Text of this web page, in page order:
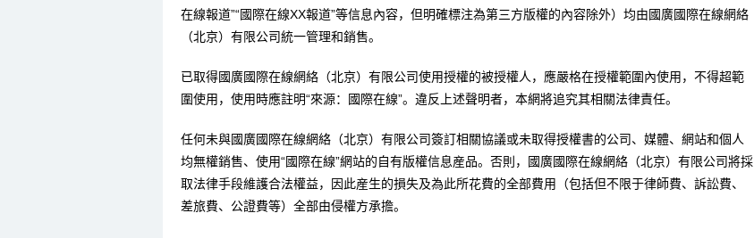
在線報道”“國際在線XX報道”等信息內容，但明確標注為第三方版權的內容除外）均由國廣國際在線網絡
（北京）有限公司統一管理和銷售。
已取得國廣國際在線網絡（北京）有限公司使用授權的被授權人，應嚴格在授權範圍內使用，不得超範
圍使用，使用時應註明“來源：國際在線”。違反上述聲明者，本網將追究其相關法律責任。
任何未與國廣國際在線網絡（北京）有限公司簽訂相關協議或未取得授權書的公司、媒體、網站和個人
均無權銷售、使用“國際在線”網站的自有版權信息産品。否則，國廣國際在線網絡（北京）有限公司將採
取法律手段維護合法權益，因此産生的損失及為此所花費的全部費用（包括但不限于律師費、訴訟費、
差旅費、公證費等）全部由侵權方承擔。